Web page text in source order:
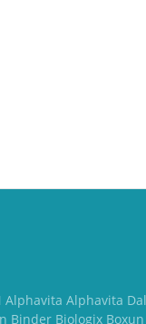
Alphavita Alphavita
Binder Biologix